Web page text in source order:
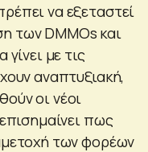
να εξεταστεί
των DΜMOs και
με τις
αναπτυξιακή,
οι νέοι
πως
των φορέων